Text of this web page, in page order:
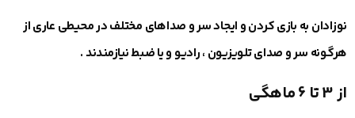
نوزادان به بازی کردن و ایجاد سر و صداهای مختلف در محیطی عاری از
هرگونه سر و صدای تلویزیون ، رادیو و یا ضبط نیازمندند .
از 3 تا 6 ماهگی